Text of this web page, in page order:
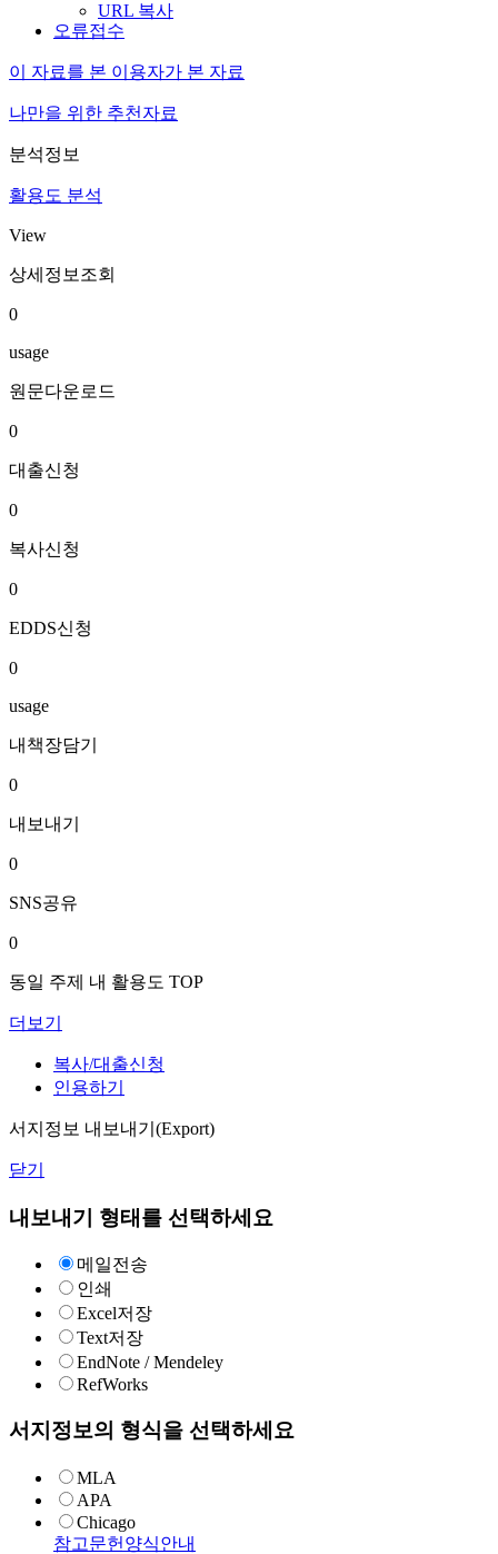
URL 복사
오류접수
이 자료를 본 이용자가 본 자료
나만을 위한 추천자료
분석정보
활용도 분석
View
상세정보조회
0
usage
원문다운로드
0
대출신청
0
복사신청
0
EDDS신청
0
usage
내책장담기
0
내보내기
0
SNS공유
0
동일 주제 내 활용도 TOP
더보기
복사/대출신청
인용하기
서지정보 내보내기(Export)
닫기
내보내기 형태를 선택하세요
메일전송
인쇄
Excel저장
Text저장
EndNote / Mendeley
RefWorks
서지정보의 형식을 선택하세요
MLA
APA
Chicago
참고문헌양식안내